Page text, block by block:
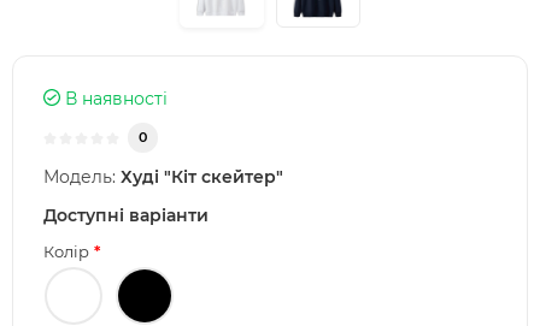
В наявності
0
Модель: Худі "Кіт скейтер"
Доступні варіанти
Колір